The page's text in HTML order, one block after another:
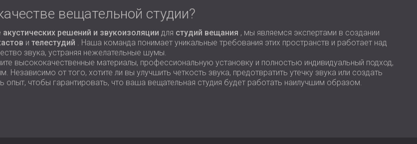
вещательной студии?
акустических решений и звукоизоляции для студий вещания , мы являемся экспертами в создании
и телестудий . Наша команда понимает уникальные требования этих пространств и работает над
звука, устраняя нежелательные шумы.
высококачественные материалы, профессиональную установку и полностью индивидуальный подход,
от того, хотите ли вы улучшить четкость звука, предотвратить утечку звука или создать
опыт, чтобы гарантировать, что ваша вещательная студия будет работать наилучшим образом.